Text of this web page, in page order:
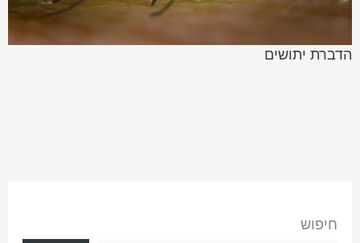
הדברת יתושים
חיפוש